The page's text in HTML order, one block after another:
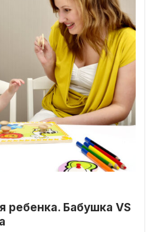
ребенка. Бабушка VS